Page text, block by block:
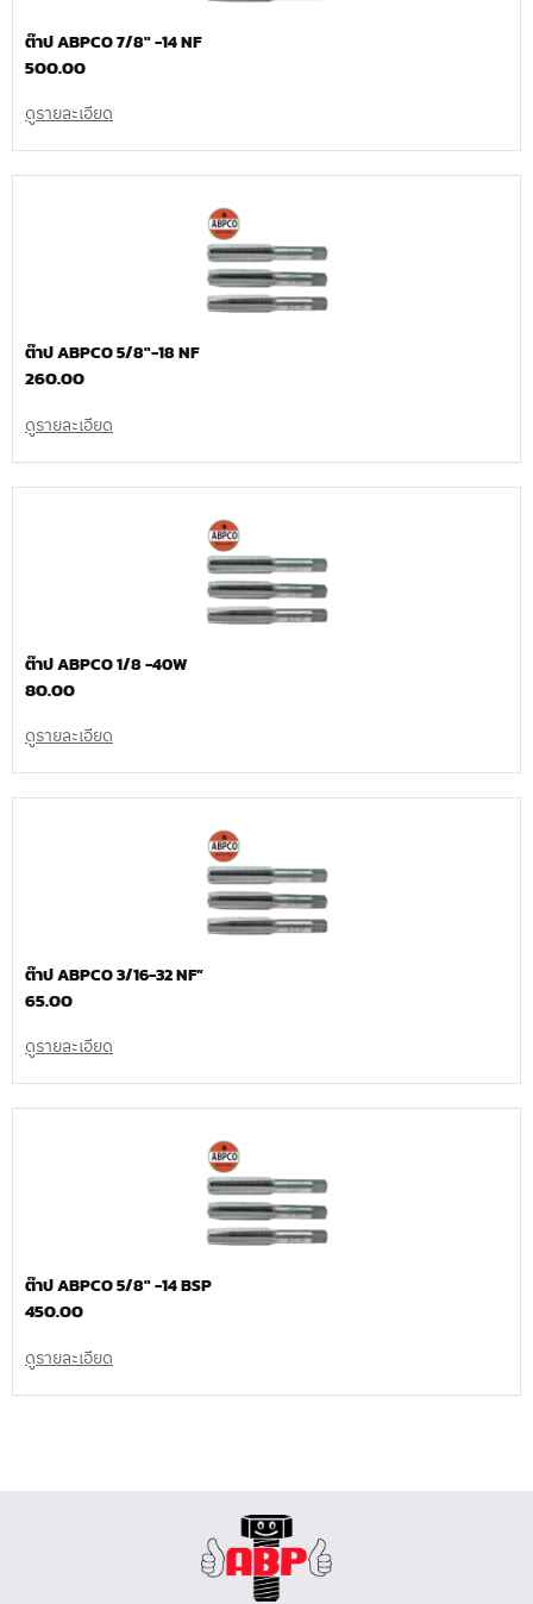
ต๊าป ABPCO 7/8″ -14 NF
500.00
ดูรายละเอียด
ต๊าป ABPCO 5/8″-18 NF
260.00
ดูรายละเอียด
ต๊าป ABPCO 1/8 -40W
80.00
ดูรายละเอียด
ต๊าป ABPCO 3/16-32 NF”
65.00
ดูรายละเอียด
ต๊าป ABPCO 5/8″ -14 BSP
450.00
ดูรายละเอียด